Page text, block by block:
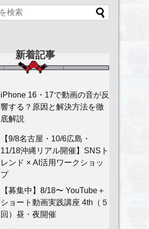
新着記事
iPhone 16・17で動画の音が反
響する？原因と解決方法を徹
底解説
【9/8名古屋・10/6広島・
11/18沖縄リアル開催】SNSト
レンド × AI活用ワークショッ
プ
【募集中】8/18〜 YouTube＋
ショート動画実践講座 4th（５
回）昼・夜開催